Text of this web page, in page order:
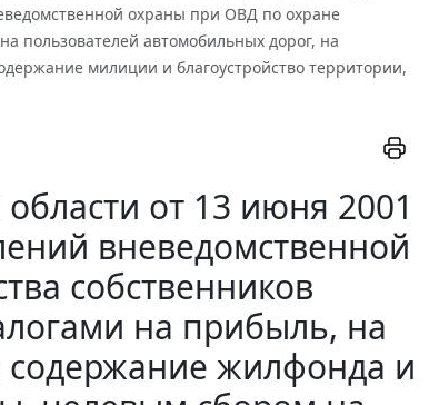
охраны при ОВД по охране
пользователей автомобильных дорог, на
милиции и благоустройство территории,
от 13 июня 2001
вневедомственной
собственников
на прибыль, на
содержание жилфонда и